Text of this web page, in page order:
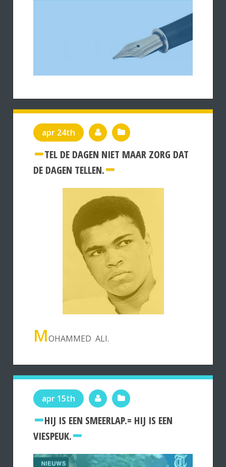
apr 24th
TEL DE DAGEN NIET MAAR ZORG DAT
DE DAGEN TELLEN.
MOHAMMED ALI.
apr 15th
HIJ IS EEN SMEERLAP.= HIJ IS EEN
VIESPEUK.